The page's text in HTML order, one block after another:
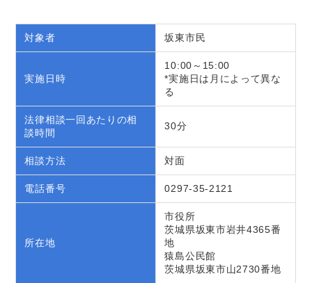
対象者 坂東市民
実施日時
10:00～15:00
*実施日は月によって異な
る
法律相談一回あたりの相
談時間
30分
相談方法 対面
電話番号 0297-35-2121
所在地
市役所
茨城県坂東市岩井4365番
地
猿島公民館
茨城県坂東市山2730番地